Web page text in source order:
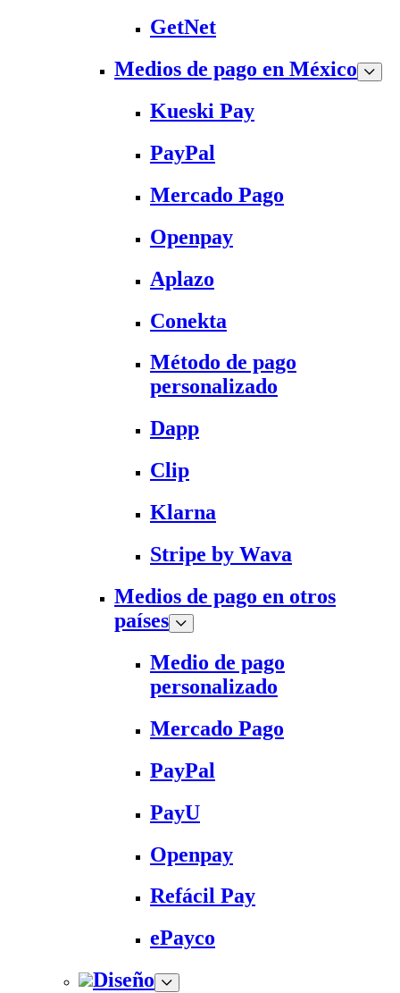
GetNet
Medios de pago en México
Kueski Pay
PayPal
Mercado Pago
Openpay
Aplazo
Conekta
Método de pago
personalizado
Dapp
Clip
Klarna
Stripe by Wava
Medios de pago en otros
países
Medio de pago
personalizado
Mercado Pago
PayPal
PayU
Openpay
Refácil Pay
ePayco
Diseño